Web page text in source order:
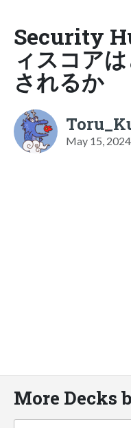
Security
ィスコア
されるか
May 15, 2024
More Decks